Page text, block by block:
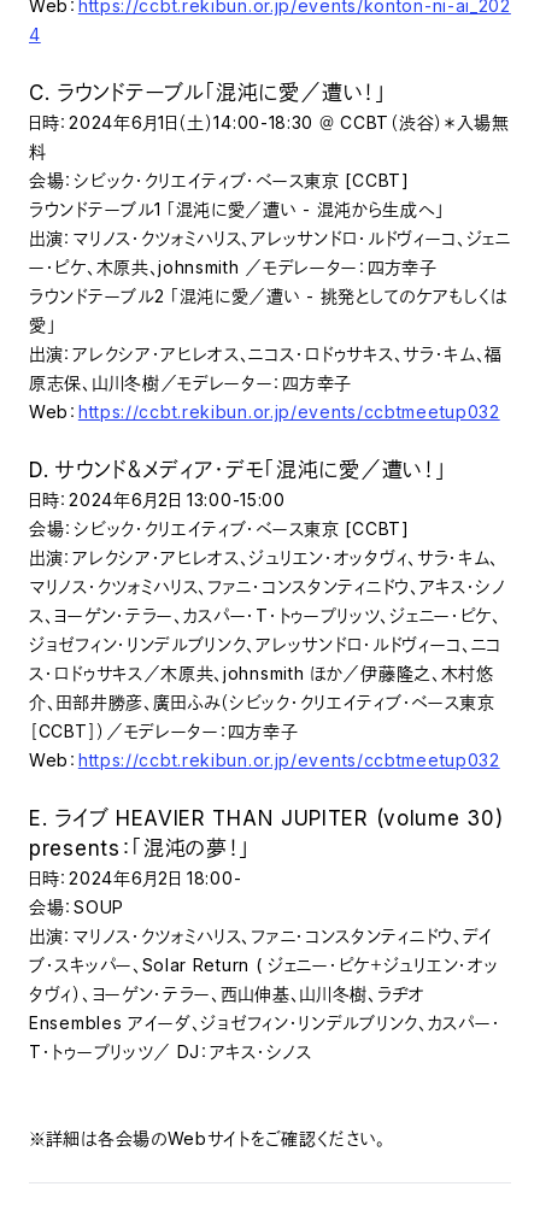
Web： https://ccbt.rekibun.or.jp/events/konton-ni-ai_202
4
C. ラウンドテーブル「混沌に愛／遭い！」
日時：2024年6月1日（土）14:00-18:30 ＠ CCBT（渋谷）＊入場無
料
会場：シビック・クリエイティブ・ベース東京 [CCBT]
ラウンドテーブル1 「混沌に愛／遭い - 混沌から生成へ」
出演：マリノス・クツォミハリス、アレッサンドロ・ルドヴィーコ、ジェニ
ー・ピケ、木原共、johnsmith ／モデレーター：四方幸子
ラウンドテーブル2 「混沌に愛／遭い - 挑発としてのケアもしくは
愛」
出演：アレクシア・アヒレオス、ニコス・ロドゥサキス、サラ・キム、福
原志保、山川冬樹／モデレーター：四方幸子
Web： https://ccbt.rekibun.or.jp/events/ccbtmeetup032
D. サウンド＆メディア・デモ「混沌に愛／遭い！」
日時：2024年6月2日 13:00-15:00
会場：シビック・クリエイティブ・ベース東京 [CCBT]
出演：アレクシア・アヒレオス、ジュリエン・オッタヴィ、サラ・キム、
マリノス・クツォミハリス、ファニ・コンスタンティニドウ、アキス・シノ
ス、ヨーゲン・テラー、カスパー・T・トゥープリッツ、ジェニー・ピケ、
ジョゼフィン・リンデルブリンク、アレッサンドロ・ルドヴィーコ、ニコ
ス・ロドゥサキス／木原共、johnsmith ほか／伊藤隆之、木村悠
介、田部井勝彦、廣田ふみ（シビック・クリエイティブ・ベース東京
［CCBT］）／モデレーター：四方幸子
Web： https://ccbt.rekibun.or.jp/events/ccbtmeetup032
E. ライブ HEAVIER THAN JUPITER (volume 30)
presents：「混沌の夢！」
日時：2024年6月2日 18:00-
会場：SOUP
出演：マリノス・クツォミハリス、ファニ・コンスタンティニドウ、デイ
ブ・スキッパー、Solar Return ( ジェニー・ピケ＋ジュリエン・オッ
タヴィ）、ヨーゲン・テラー、西山伸基、山川冬樹、ラヂオ
Ensembles アイーダ、ジョゼフィン・リンデルブリンク、カスパー・
T・トゥープリッツ／ DJ：アキス・シノス
※詳細は各会場のWebサイトをご確認ください。